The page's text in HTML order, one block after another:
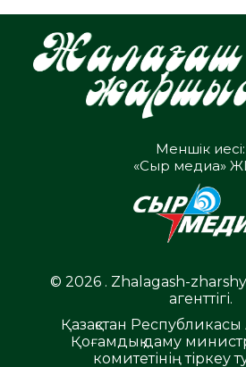
Меншік иесі:
«Сыр медиа»
© 2026 . Zhalagash-
агенттігі.
Қазақстан Республикасы
Қоғамдық даму
комитетінің тіркеу